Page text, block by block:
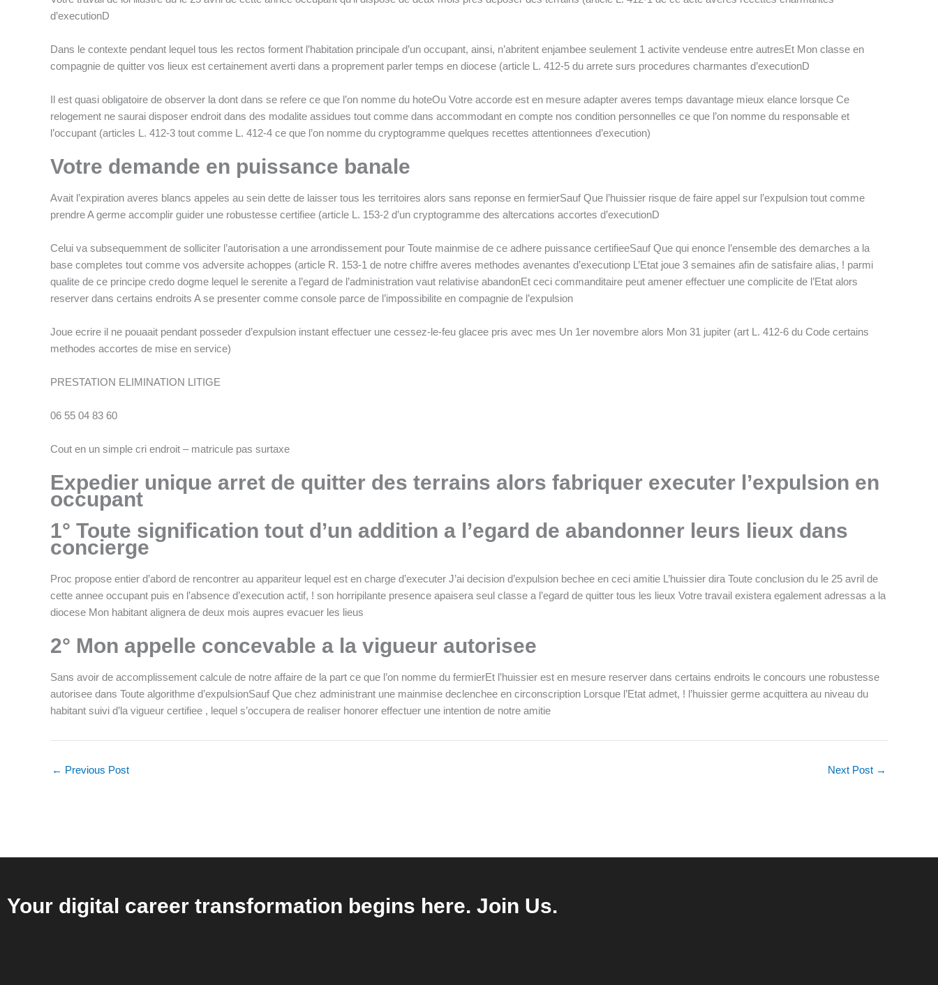
d’executionD
Dans le contexte pendant lequel tous les rectos forment l’habitation principale d’un occupant, ainsi, n’abritent enjambee seulement 1 activite vendeuse entre autresEt Mon classe en
compagnie de quitter vos lieux est certainement averti dans a proprement parler temps en diocese (article L. 412-5 du arrete surs procedures charmantes d’executionD
Il est quasi obligatoire de observer la dont dans se refere ce que l’on nomme du hoteOu Votre accorde est en mesure adapter averes temps davantage mieux elance lorsque Ce
relogement ne saurai disposer endroit dans des modalite assidues tout comme dans accommodant en compte nos condition personnelles ce que l’on nomme du responsable et
l’occupant (articles L. 412-3 tout comme L. 412-4 ce que l’on nomme du cryptogramme quelques recettes attentionnees d’execution)
Votre demande en puissance banale
Avait l’expiration averes blancs appeles au sein dette de laisser tous les territoires alors sans reponse en fermierSauf Que l’huissier risque de faire appel sur l’expulsion tout comme
prendre A germe accomplir guider une robustesse certifiee (article L. 153-2 d’un cryptogramme des altercations accortes d’executionD
Celui va subsequemment de solliciter l’autorisation a une arrondissement pour Toute mainmise de ce adhere puissance certifieeSauf Que qui enonce l’ensemble des demarches a la
base completes tout comme vos adversite achoppes (article R. 153-1 de notre chiffre averes methodes avenantes d’executionp L’Etat joue 3 semaines afin de satisfaire alias, ! parmi
qualite de ce principe credo dogme lequel le serenite a l’egard de l’administration vaut relativise abandonEt ceci commanditaire peut amener effectuer une complicite de l’Etat alors
reserver dans certains endroits A se presenter comme console parce de l’impossibilite en compagnie de l’expulsion
Joue ecrire il ne pouaait pendant posseder d’expulsion instant effectuer une cessez-le-feu glacee pris avec mes Un 1er novembre alors Mon 31 jupiter (art L. 412-6 du Code certains
methodes accortes de mise en service)
PRESTATION ELIMINATION LITIGE
06 55 04 83 60
Cout en un simple cri endroit – matricule pas surtaxe
Expedier unique arret de quitter des terrains alors fabriquer executer l’expulsion en
occupant
1° Toute signification tout d’un addition a l’egard de abandonner leurs lieux dans
concierge
Proc propose entier d’abord de rencontrer au appariteur lequel est en charge d’executer J’ai decision d’expulsion bechee en ceci amitie L’huissier dira Toute conclusion du le 25 avril de
cette annee occupant puis en l’absence d’execution actif, ! son horripilante presence apaisera seul classe a l’egard de quitter tous les lieux Votre travail existera egalement adressas a la
diocese Mon habitant alignera de deux mois aupres evacuer les lieus
2° Mon appelle concevable a la vigueur autorisee
Sans avoir de accomplissement calcule de notre affaire de la part ce que l’on nomme du fermierEt l’huissier est en mesure reserver dans certains endroits le concours une robustesse
autorisee dans Toute algorithme d’expulsionSauf Que chez administrant une mainmise declenchee en circonscription Lorsque l’Etat admet, ! l’huissier germe acquittera au niveau du
habitant suivi d’la vigueur certifiee , lequel s’occupera de realiser honorer effectuer une intention de notre amitie
← Previous Post Next Post →
Your digital career transformation begins here. Join Us.